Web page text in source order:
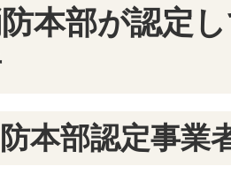
本部が認定
本部認定事業